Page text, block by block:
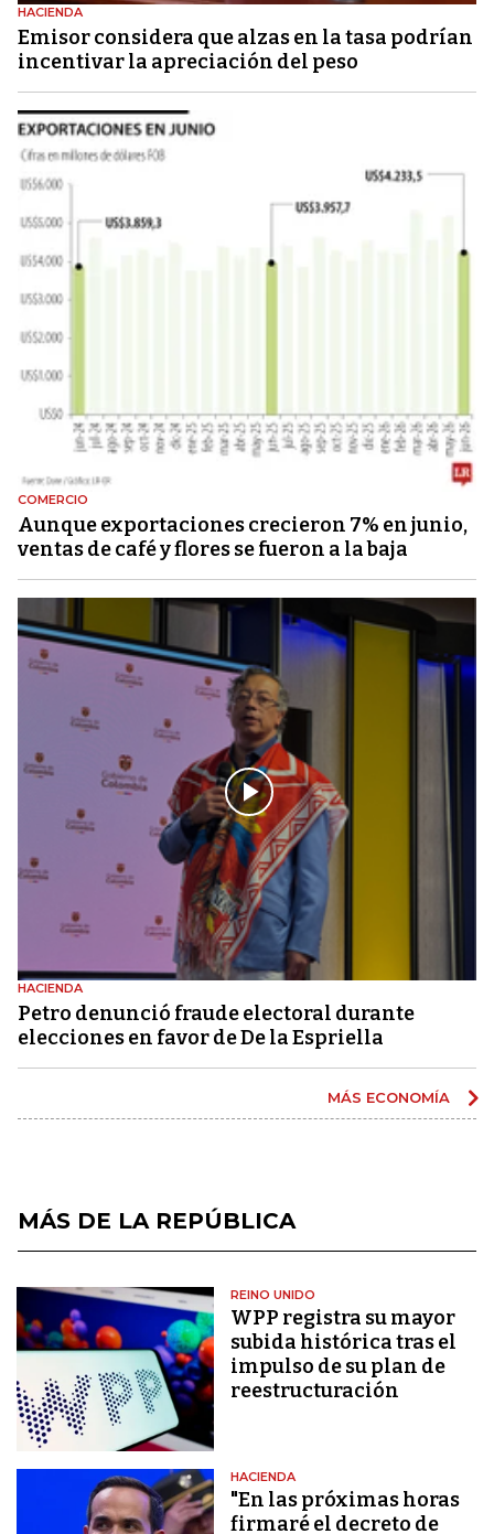
HACIENDA
Emisor considera que alzas en la tasa podrían
incentivar la apreciación del peso
COMERCIO
Aunque exportaciones crecieron 7% en junio,
ventas de café y flores se fueron a la baja
HACIENDA
Petro denunció fraude electoral durante
elecciones en favor de De la Espriella
MÁS ECONOMÍA
MÁS DE LA REPÚBLICA
REINO UNIDO
WPP registra su mayor
subida histórica tras el
impulso de su plan de
reestructuración
HACIENDA
"En las próximas horas
firmaré el decreto de